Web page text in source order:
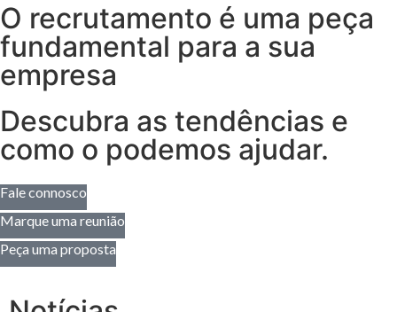
O recrutamento é uma peça
fundamental para a sua
empresa
Descubra as tendências e
como o podemos ajudar.
Fale connosco
Marque uma reunião
Peça uma proposta